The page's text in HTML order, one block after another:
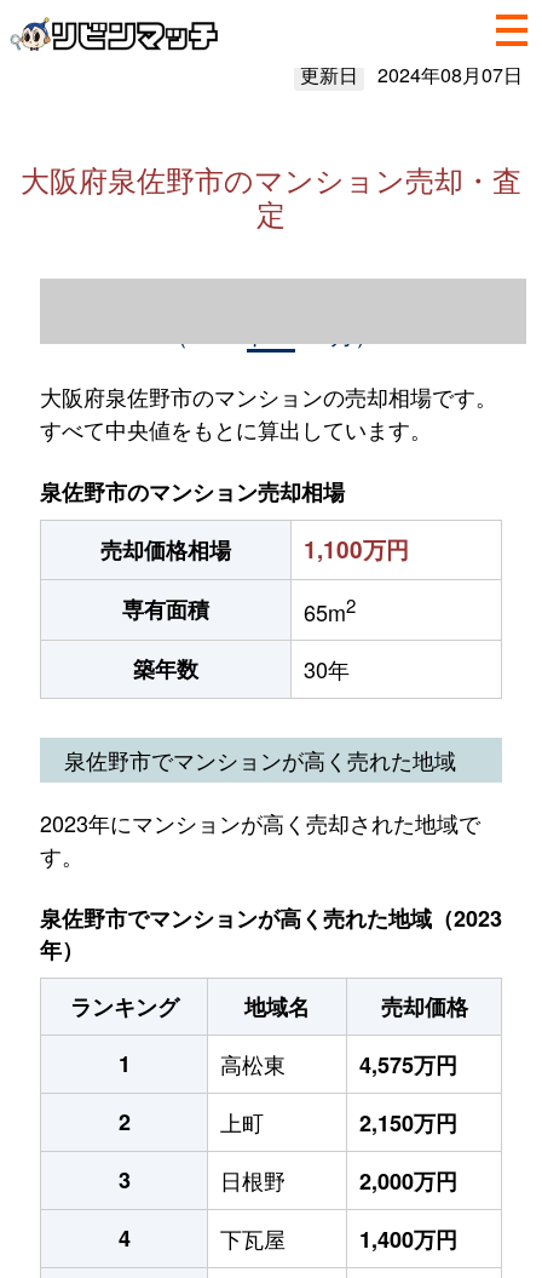
更新日 2024年08月07日
大阪府泉佐野市のマンション売却・査
定
大阪府泉佐野市のマンションの売却相場です。
すべて中央値をもとに算出しています。
泉佐野市のマンション売却相場
売却価格相場
1,100万円
専有面積 65m2
築年数 30年
泉佐野市でマンションが高く売れた地域
2023年にマンションが高く売却された地域で
す。
泉佐野市でマンションが高く売れた地域（2023
年）
ランキング
地域名
売却価格
1
高松東
4,575万円
2
上町
2,150万円
3
日根野
2,000万円
4
下瓦屋
1,400万円